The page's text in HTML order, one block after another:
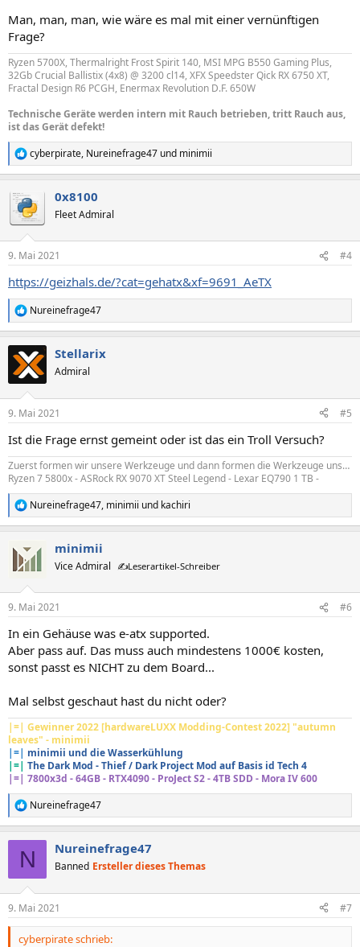
Man, man, man, wie wäre es mal mit einer vernünftigen
Frage?
Ryzen 5700X, Thermalright Frost Spirit 140, MSI MPG B550 Gaming Plus,
32Gb Crucial Ballistix (4x8) @ 3200 cl14, XFX Speedster Qick RX 6750 XT,
Fractal Design R6 PCGH, Enermax Revolution D.F. 650W
Technische Geräte werden intern mit Rauch betrieben, tritt Rauch aus,
ist das Gerät defekt!
R
e
k
t
i
e
:
cyberpirate, Nureinefrage47 und minimii
0x8100
Fleet Admiral
9. Mai 2021 #4
https://geizhals.de/?cat=gehatx&xf=9691_AeTX
R
e
k
t
e
:
Nureinefrage47
Stellarix
Admiral
9. Mai 2021 #5
Ist die Frage ernst gemeint oder ist das ein Troll Versuch?
Zuerst formen wir unsere Werkzeuge und dann formen die Werkzeuge uns…
Ryzen 7 5800x - ASRock RX 9070 XT Steel Legend - Lexar EQ790 1 TB -
R
e
k
i
e
:
Nureinefrage47, minimii und kachiri
minimii
Vice Admiral ✍️Leserartikel-Schreiber
9. Mai 2021 #6
In ein Gehäuse was e-atx supported.
Aber pass auf. Das muss auch mindestens 1000€ kosten,
sonst passt es NICHT zu dem Board...
Mal selbst geschaut hast du nicht oder?
|=| Gewinner 2022 [hardwareLUXX Modding-Contest 2022] "autumn
leaves" - minimii
|=| minimii und die Wasserkühlung
|=| The Dark Mod - Thief / Dark Project Mod auf Basis id Tech 4
|=| 7800x3d - 64GB - RTX4090 - ProJect S2 - 4TB SDD - Mora IV 600
R
e
e
n
Nureinefrage47
N Nureinefrage47
Banned Ersteller dieses Themas
9. Mai 2021 #7
cyberpirate schrieb: